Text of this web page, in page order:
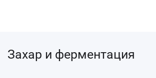
Захар и ферментация